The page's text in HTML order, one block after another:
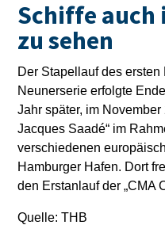
Schiffe auch
zu sehen
Der Stapellauf des
Neunerserie erfolgte
Jahr später, im November
Jacques Saadé“ im
verschiedenen
Hamburger Hafen. Dort
den Erstanlauf der „CMA
Quelle: THB